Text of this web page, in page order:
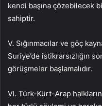
kendi başına çözebilecek
sahiptir.
V. Sığınmacılar ve göç
Suriye’de istikrarsızlığın
görüşmeler başlamalıdır.
VI. Türk-Kürt-Arap